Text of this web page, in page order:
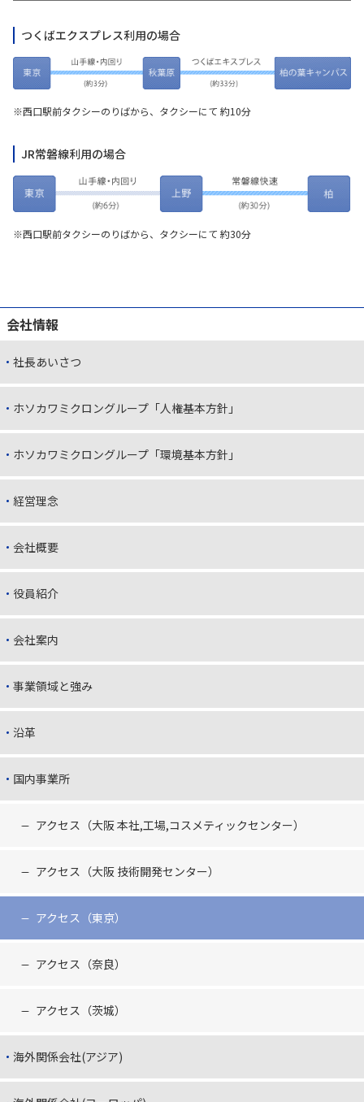
会社情報
社長あいさつ
ホソカワミクロングループ「人権基本方針」
ホソカワミクロングループ「環境基本方針」
経営理念
会社概要
役員紹介
会社案内
事業領域と強み
沿革
国内事業所
アクセス（大阪 本社,工場,コスメティックセンター）
アクセス（大阪 技術開発センター）
アクセス（東京）
アクセス（奈良）
アクセス（茨城）
海外関係会社(アジア)
つくばエクスプレス利用の場合
※西口駅前タクシーのりばから、タクシーにて 約10分
JR常磐線利用の場合
※西口駅前タクシーのりばから、タクシーにて 約30分